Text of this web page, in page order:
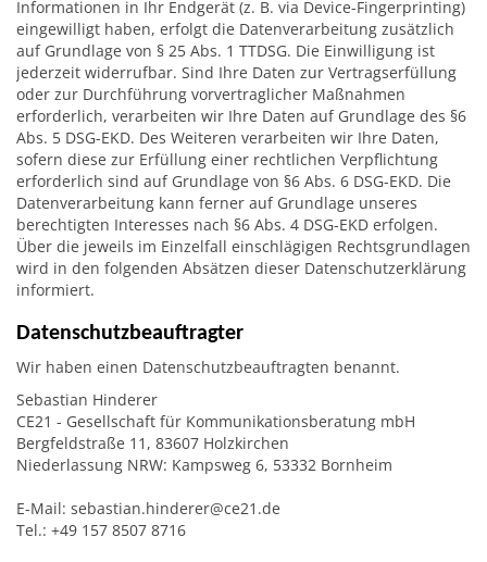
Informationen in Ihr Endgerät (z. B. via Device-Fingerprinting)
eingewilligt haben, erfolgt die Datenverarbeitung zusätzlich
auf Grundlage von § 25 Abs. 1 TTDSG. Die Einwilligung ist
jederzeit widerrufbar. Sind Ihre Daten zur Vertragserfüllung
oder zur Durchführung vorvertraglicher Maßnahmen
erforderlich, verarbeiten wir Ihre Daten auf Grundlage des §6
Abs. 5 DSG-EKD. Des Weiteren verarbeiten wir Ihre Daten,
sofern diese zur Erfüllung einer rechtlichen Verpflichtung
erforderlich sind auf Grundlage von §6 Abs. 6 DSG-EKD. Die
Datenverarbeitung kann ferner auf Grundlage unseres
berechtigten Interesses nach §6 Abs. 4 DSG-EKD erfolgen.
Über die jeweils im Einzelfall einschlägigen Rechtsgrundlagen
wird in den folgenden Absätzen dieser Datenschutzerklärung
informiert.
Datenschutzbeauftragter
Wir haben einen Datenschutzbeauftragten benannt.
Sebastian Hinderer
CE21 - Gesellschaft für Kommunikationsberatung mbH
Bergfeldstraße 11, 83607 Holzkirchen
Niederlassung NRW: Kampsweg 6, 53332 Bornheim
E-Mail: sebastian.hinderer@ce21.de
Tel.: +49 157 8507 8716